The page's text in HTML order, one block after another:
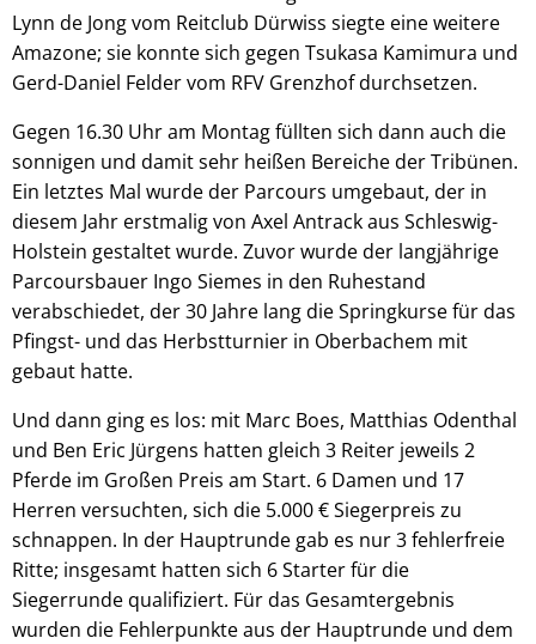
Lynn de Jong vom Reitclub Dürwiss siegte eine weitere
Amazone; sie konnte sich gegen Tsukasa Kamimura und
Gerd-Daniel Felder vom RFV Grenzhof durchsetzen.
Gegen 16.30 Uhr am Montag füllten sich dann auch die
sonnigen und damit sehr heißen Bereiche der Tribünen.
Ein letztes Mal wurde der Parcours umgebaut, der in
diesem Jahr erstmalig von Axel Antrack aus Schleswig-
Holstein gestaltet wurde. Zuvor wurde der langjährige
Parcoursbauer Ingo Siemes in den Ruhestand
verabschiedet, der 30 Jahre lang die Springkurse für das
Pfingst- und das Herbstturnier in Oberbachem mit
gebaut hatte.
Und dann ging es los: mit Marc Boes, Matthias Odenthal
und Ben Eric Jürgens hatten gleich 3 Reiter jeweils 2
Pferde im Großen Preis am Start. 6 Damen und 17
Herren versuchten, sich die 5.000 € Siegerpreis zu
schnappen. In der Hauptrunde gab es nur 3 fehlerfreie
Ritte; insgesamt hatten sich 6 Starter für die
Siegerrunde qualifiziert. Für das Gesamtergebnis
wurden die Fehlerpunkte aus der Hauptrunde und dem